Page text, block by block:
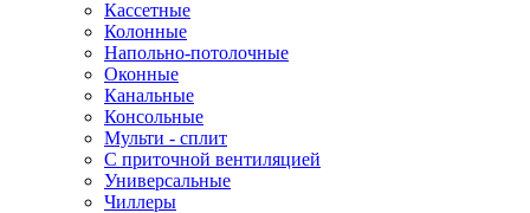
Кассетные
Колонные
Напольно-потолочные
Оконные
Канальные
Консольные
Мульти - сплит
С приточной вентиляцией
Универсальные
Чиллеры